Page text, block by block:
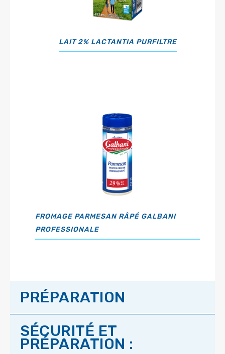
LAIT 2% LACTANTIA PURFILTRE
FROMAGE PARMESAN RÂPÉ GALBANI
PROFESSIONALE
PRÉPARATION
SÉCURITÉ ET
PRÉPARATION :